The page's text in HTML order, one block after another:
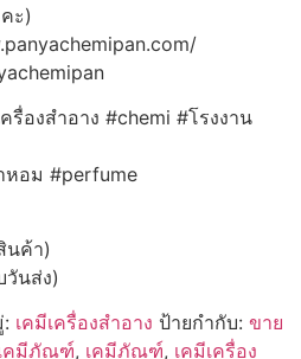
ะ)
องสำอาง #chemi #โรงงาน
อม #perfume
นค้า)
นส่ง)
เคมีเครื่องสำอาง ป้ายกำกับ: ขาย
คมีภัณฑ์, เคมีภัณฑ์, เคมีเครื่อง